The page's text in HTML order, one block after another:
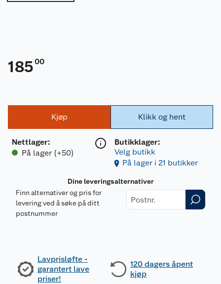
18500
Kjøp
Nettlager:
På lager (+50)
Klikk og hent
Butikklager:
Velg butikk
På lager i 21 butikker
Dine leveringsalternativer
Finn alternativer og pris for
levering ved å søke på ditt
postnummer
Lavprisløfte -
garantert lave
priser!
120 dagers åpent
kjøp